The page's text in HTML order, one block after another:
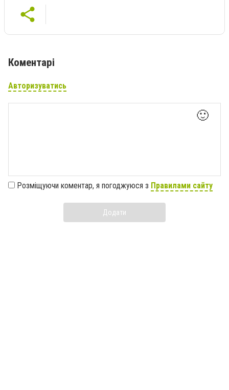
Коментарі
Авторизуватись
🙂
Розміщуючи коментар, я погоджуюся з Правилами сайту
Додати